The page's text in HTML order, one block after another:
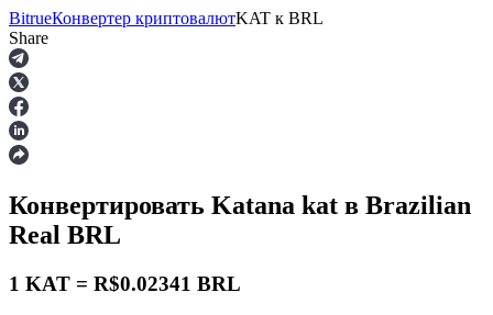
Фьючерсы
BitrueКонвертер криптовалютKAT к BRL
Share
Конвертировать Katana kat в Brazilian
Real BRL
1 KAT = R$0.02341 BRL